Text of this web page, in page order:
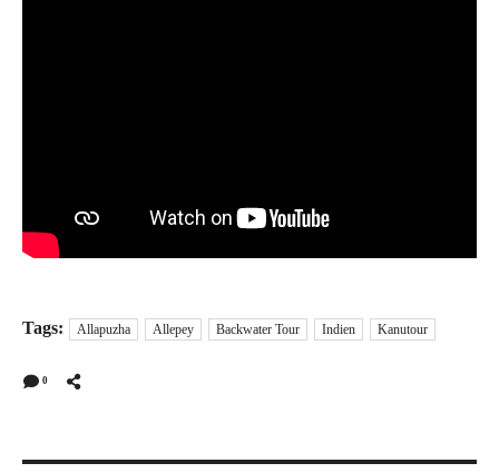
Tags: Allapuzha Allepey Backwater Tour Indien Kanutour
0